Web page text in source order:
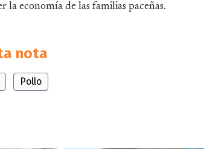
economía de las familias paceñas.
nota
Pollo